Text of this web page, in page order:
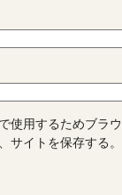
使用するためブラ
サイトを保存する。